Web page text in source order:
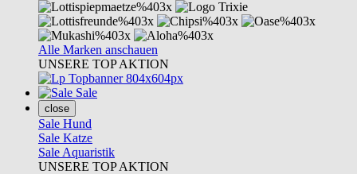
Alle Marken anschauen
UNSERE TOP AKTION
Sale
close
Sale Hund
Sale Katze
Sale Aquaristik
UNSERE TOP AKTION